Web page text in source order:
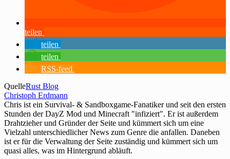
teilen
teilen
teilen
RSS-feed
QuelleRust Blog
Christoph Erdmann
Chris ist ein Survival- & Sandboxgame-Fanatiker und seit den ersten
Stunden der DayZ Mod und Minecraft "infiziert". Er ist außerdem
Drahtzieher und Gründer der Seite und kümmert sich um eine
Vielzahl unterschiedlicher News zum Genre die anfallen. Daneben
ist er für die Verwaltung der Seite zuständig und kümmert sich um
quasi alles, was im Hintergrund abläuft.